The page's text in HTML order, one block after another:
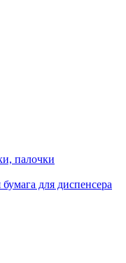
палочки
для диспенсера